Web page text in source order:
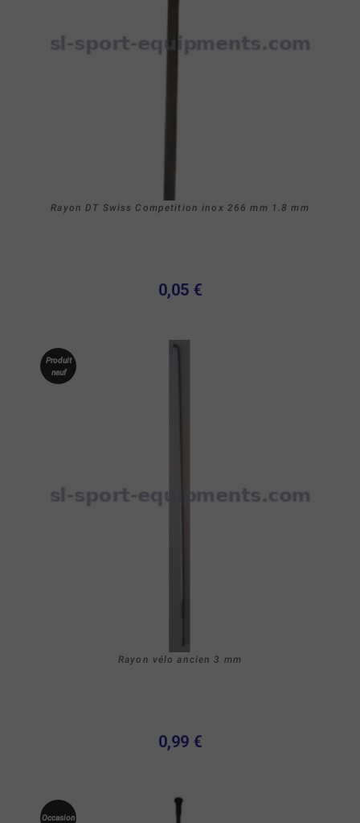
Rayon DT Swiss Competition inox 266 mm 1.8 mm
0,05 €
Produit
neuf
Rayon vélo ancien 3 mm
0,99 €
Occasion